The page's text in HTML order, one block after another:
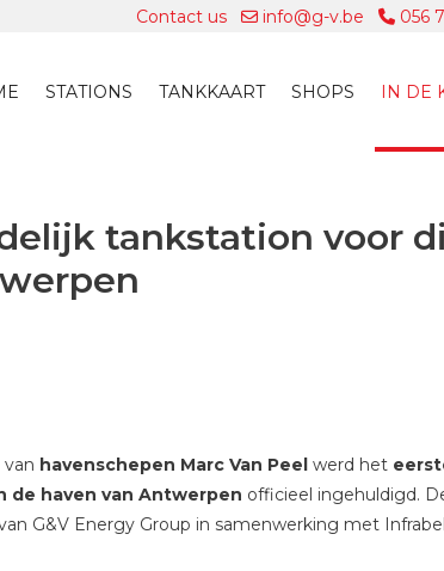
Contact us info@g-v.be 056
STATIONS TANKKAART SHOPS IN DE
tankstation voor
havenschepen Marc Van Peel werd het
de haven van Antwerpen officieel ingehuldigd.
G&V Energy Group in samenwerking met